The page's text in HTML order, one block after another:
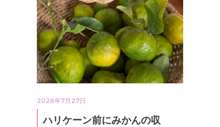
2026年7月27日
ハリケーン前にみかんの収